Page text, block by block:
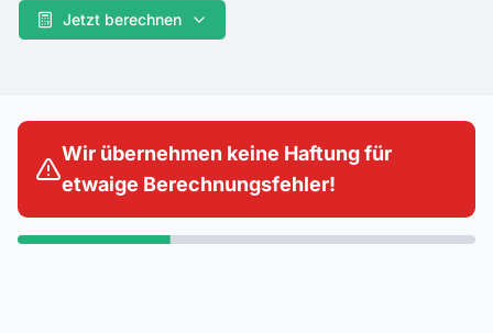
Jetzt berechnen
Wir übernehmen keine Haftung für
etwaige Berechnungsfehler!